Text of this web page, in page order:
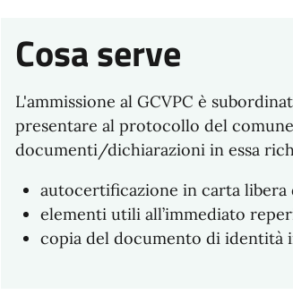
Cosa serve
L'ammissione al GCVPC è
presentare al protocollo del
documenti/dichiarazioni in essa
autocertificazione in carta libera
elementi utili all’immediato
copia del documento di identità